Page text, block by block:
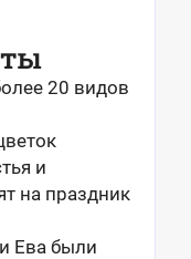
20 видов
и
на праздник
Ева были